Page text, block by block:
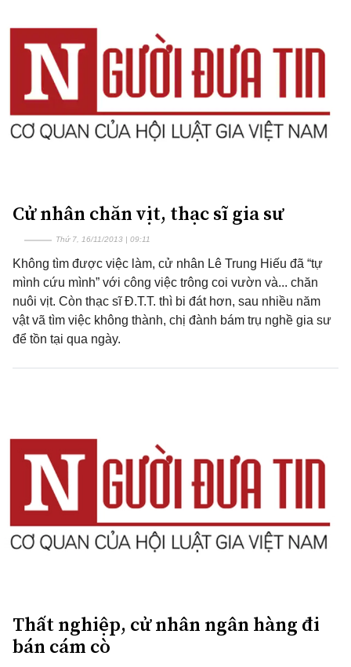
Cử nhân chăn vịt, thạc sĩ gia sư
Thứ 7, 16/11/2013 | 09:11
Không tìm được việc làm, cử nhân Lê Trung Hiếu đã “tự
mình cứu mình” với công việc trông coi vườn và... chăn
nuôi vịt. Còn thạc sĩ Đ.T.T. thì bi đát hơn, sau nhiều năm
vật vã tìm việc không thành, chị đành bám trụ nghề gia sư
để tồn tại qua ngày.
Thất nghiệp, cử nhân ngân hàng đi
bán cám cò